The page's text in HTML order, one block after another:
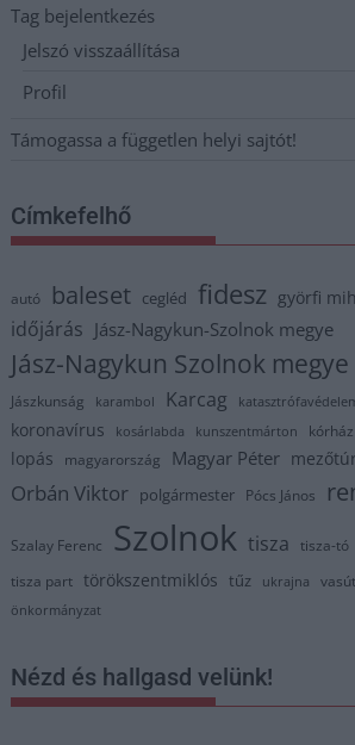
Tag bejelentkezés
Jelszó visszaállítása
Profil
Támogassa a független helyi sajtót!
Címkefelhő
autó baleset cegléd fidesz györfi
időjárás Jász-Nagykun-Szolnok megye
Jász-Nagykun Szolnok megye
Jászkunság karambol Karcag
koronavírus kosárlabda kunszentmárton kórház
lopás magyarország Magyar Péter mezőtúr
Orbán Viktor polgármester Pócs János
Szalay Ferenc Szolnok tisza tisza-tó
tisza part törökszentmiklós tűz ukrajna vasút
önkormányzat
Nézd és hallgasd velünk!